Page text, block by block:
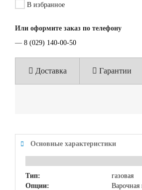
В избранное
Или оформите заказ по телефону
— 8 (029) 140-00-50
Доставка Гарантии
Основные характеристики
Тип:
газовая
Опции:
Варочная